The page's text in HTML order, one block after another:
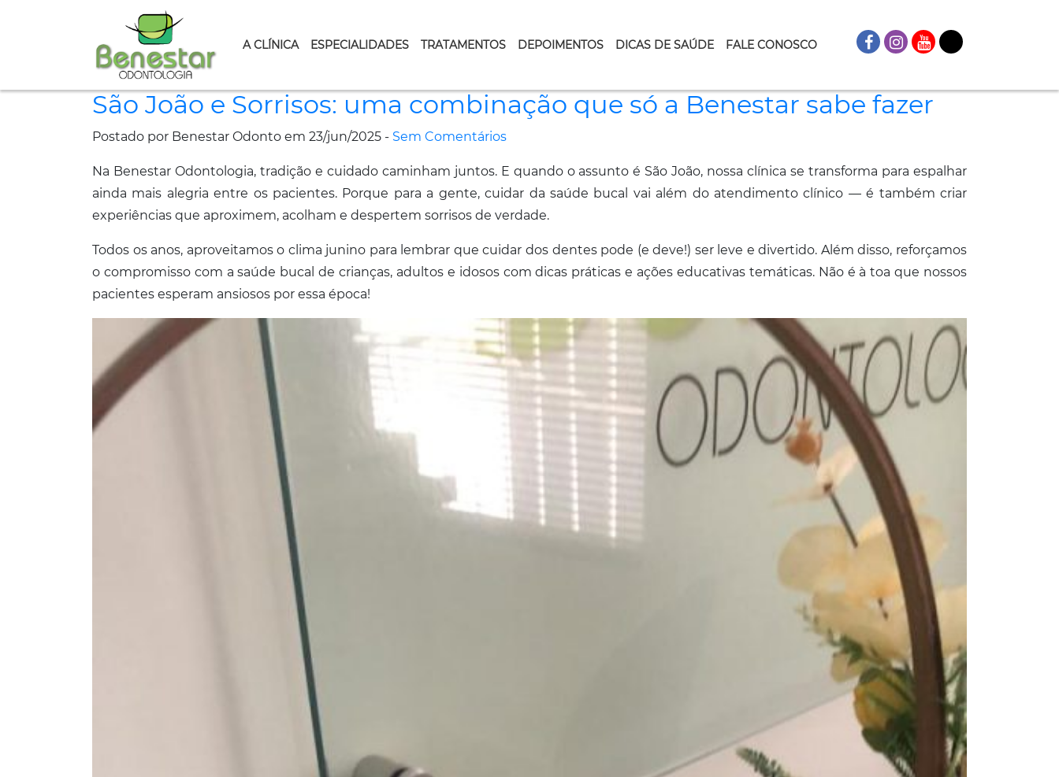
A CLÍNICA ESPECIALIDADES TRATAMENTOS DEPOIMENTOS DICAS DE SAÚDE FALE CONOSCO
São João e Sorrisos: uma combinação que só a Benestar sabe fazer
Postado por Benestar Odonto em 23/jun/2025 - Sem Comentários
Na Benestar Odontologia, tradição e cuidado caminham juntos. E quando o assunto é São João, nossa clínica se transforma para espalhar
ainda mais alegria entre os pacientes. Porque para a gente, cuidar da saúde bucal vai além do atendimento clínico — é também criar
experiências que aproximem, acolham e despertem sorrisos de verdade.
Todos os anos, aproveitamos o clima junino para lembrar que cuidar dos dentes pode (e deve!) ser leve e divertido. Além disso, reforçamos
o compromisso com a saúde bucal de crianças, adultos e idosos com dicas práticas e ações educativas temáticas. Não é à toa que nossos
pacientes esperam ansiosos por essa época!